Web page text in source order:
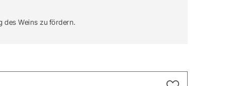
des Weins zu fördern.